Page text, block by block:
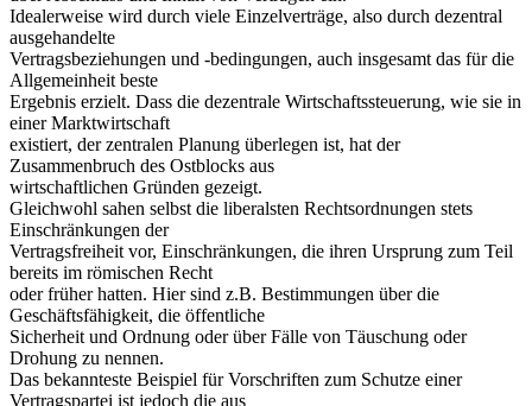
Idealerweise wird durch viele Einzelverträge, also durch dezentral
ausgehandelte
Vertragsbeziehungen und -bedingungen, auch insgesamt das für die
Allgemeinheit beste
Ergebnis erzielt. Dass die dezentrale Wirtschaftssteuerung, wie sie in
einer Marktwirtschaft
existiert, der zentralen Planung überlegen ist, hat der
Zusammenbruch des Ostblocks aus
wirtschaftlichen Gründen gezeigt.
Gleichwohl sahen selbst die liberalsten Rechtsordnungen stets
Einschränkungen der
Vertragsfreiheit vor, Einschränkungen, die ihren Ursprung zum Teil
bereits im römischen Recht
oder früher hatten. Hier sind z.B. Bestimmungen über die
Geschäftsfähigkeit, die öffentliche
Sicherheit und Ordnung oder über Fälle von Täuschung oder
Drohung zu nennen.
Das bekannteste Beispiel für Vorschriften zum Schutze einer
Vertragspartei ist jedoch die aus